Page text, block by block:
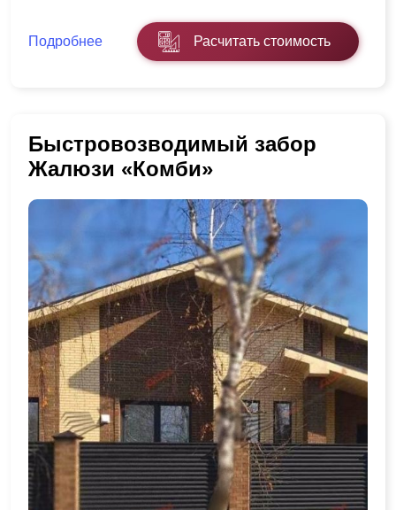
Подробнее Расчитать стоимость
Быстровозводимый забор
Жалюзи «Комби»